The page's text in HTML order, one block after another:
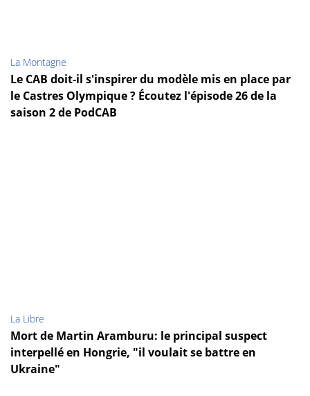
La Montagne
Le CAB doit-il s'inspirer du modèle mis en place par
le Castres Olympique ? Écoutez l'épisode 26 de la
saison 2 de PodCAB
La Libre
Mort de Martin Aramburu: le principal suspect
interpellé en Hongrie, "il voulait se battre en
Ukraine"